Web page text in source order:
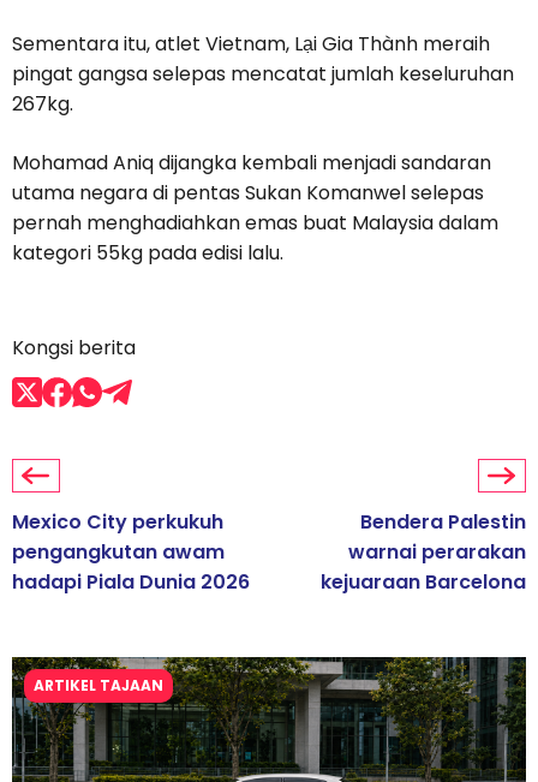
Sementara itu, atlet Vietnam, Lại Gia Thành meraih
pingat gangsa selepas mencatat jumlah keseluruhan
267kg.
Mohamad Aniq dijangka kembali menjadi sandaran
utama negara di pentas Sukan Komanwel selepas
pernah menghadiahkan emas buat Malaysia dalam
kategori 55kg pada edisi lalu.
Kongsi berita
Mexico City perkukuh
pengangkutan awam
hadapi Piala Dunia 2026
Bendera Palestin
warnai perarakan
kejuaraan Barcelona
ARTIKEL TAJAAN